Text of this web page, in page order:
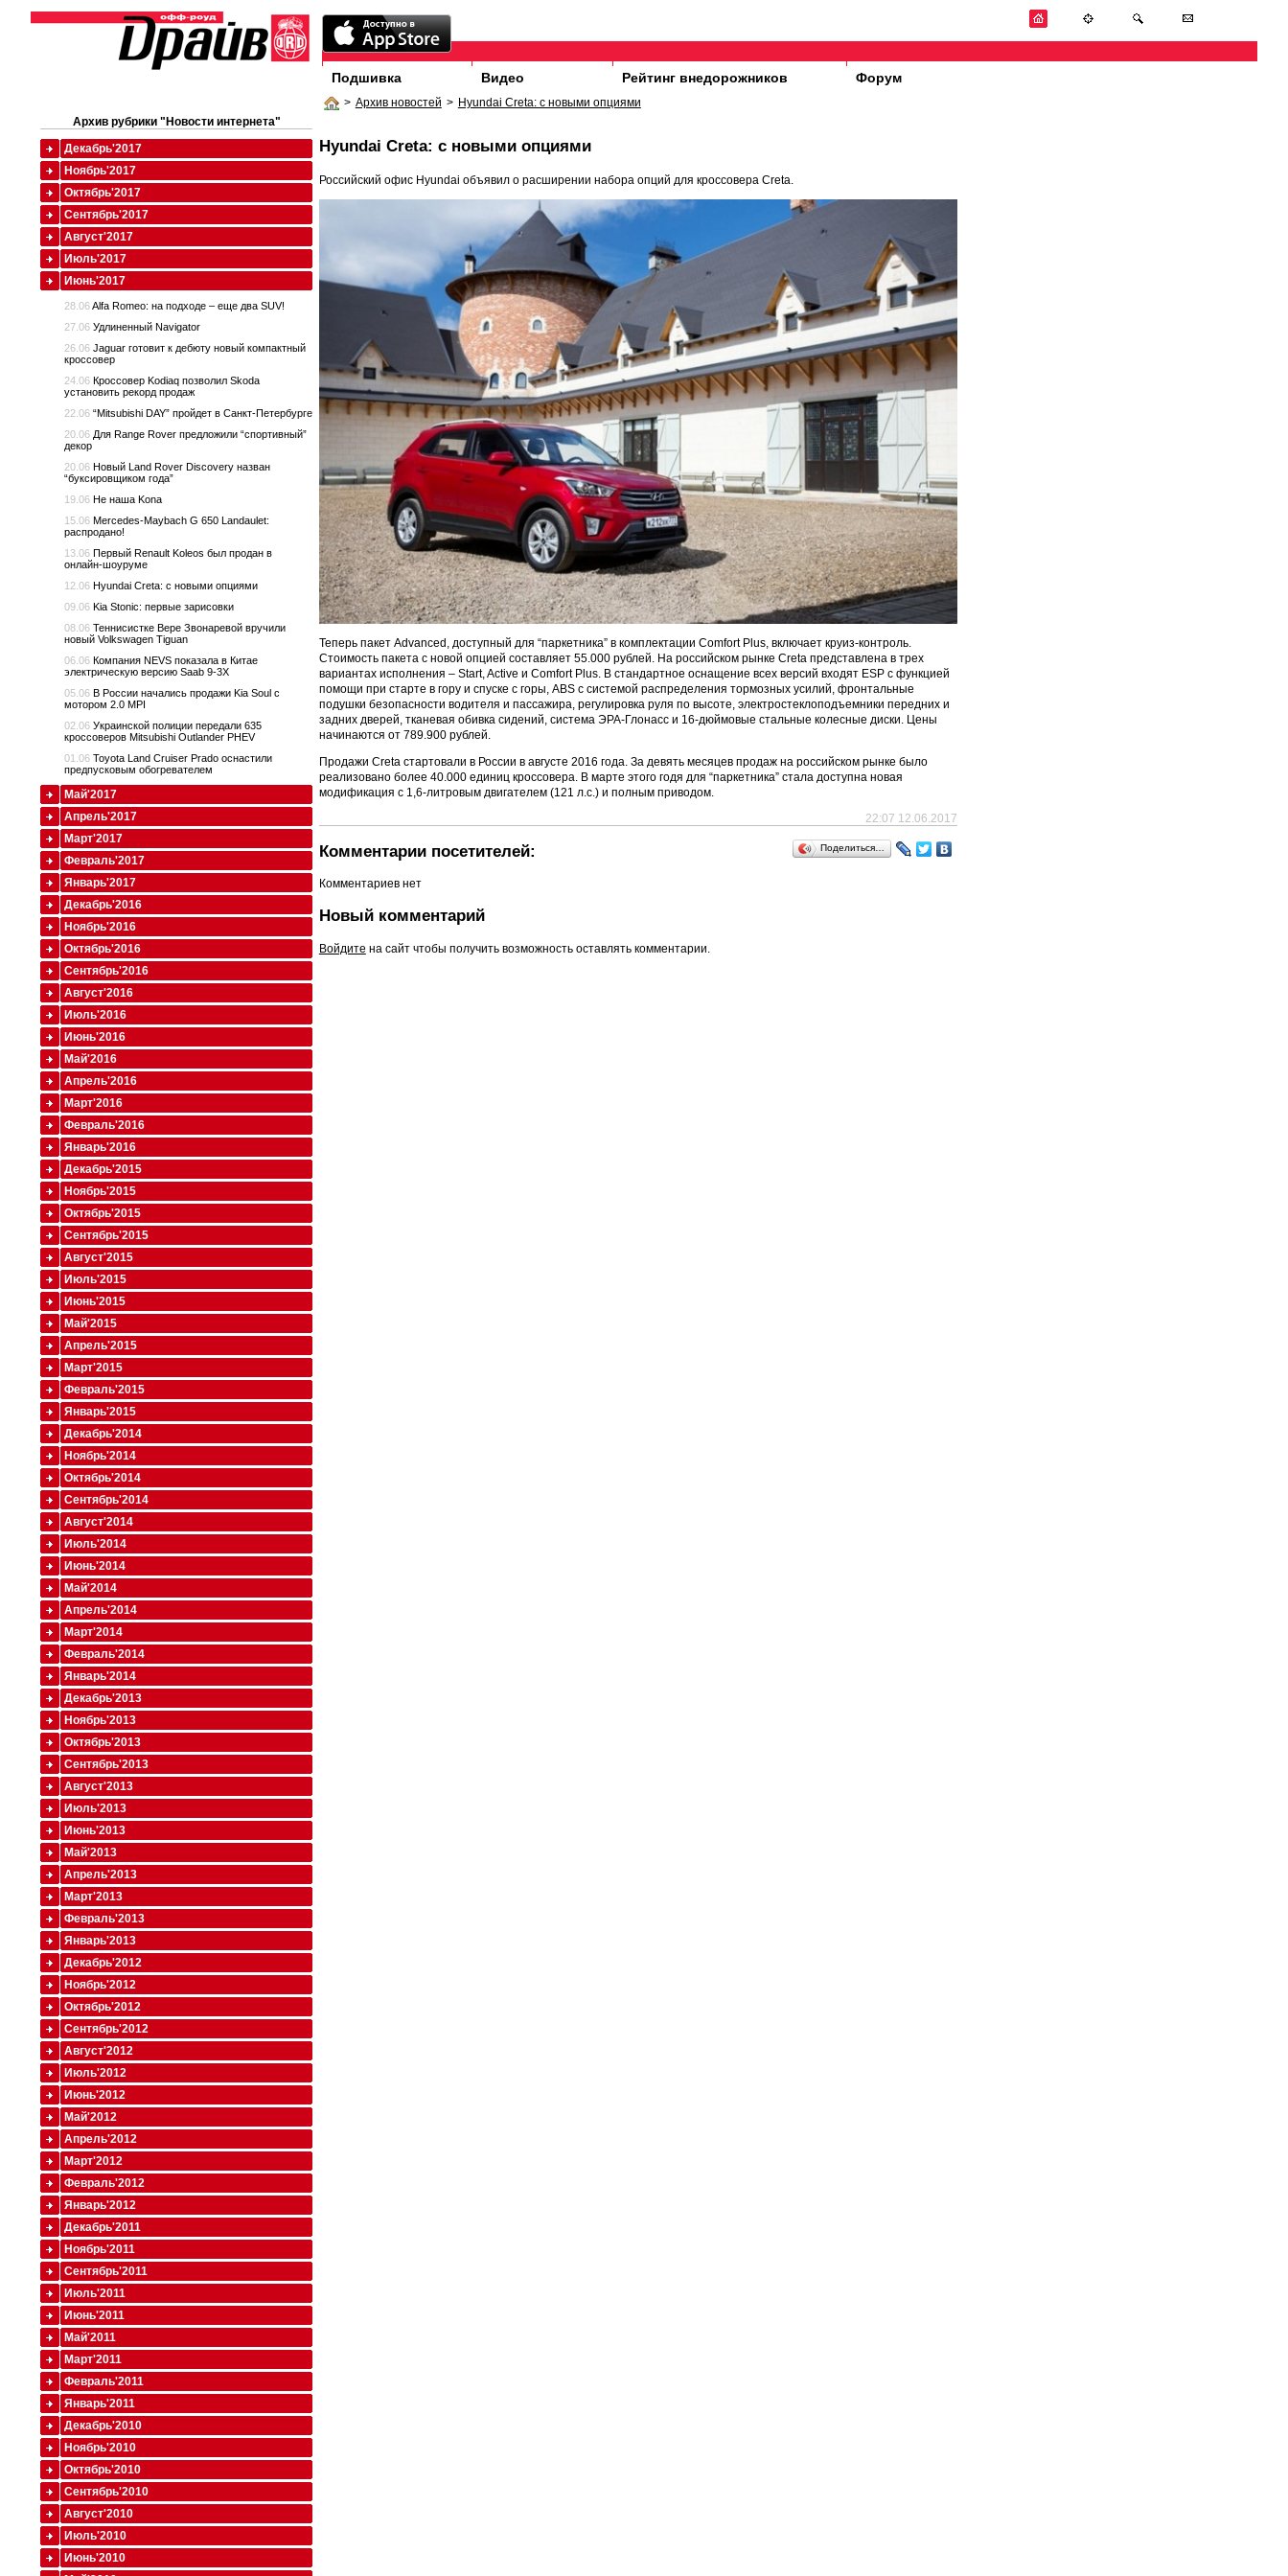
Подшивка Видео Рейтинг внедорожников Форум
> Архив новостей > Hyundai Creta: с новыми опциями
Hyundai Creta: с новыми опциями
Российский офис Hyundai объявил о расширении набора опций для кроссовера Creta.
Теперь пакет Advanced, доступный для “паркетника” в комплектации Comfort Plus, включает круиз-контроль.
Стоимость пакета с новой опцией составляет 55.000 рублей. На российском рынке Creta представлена в трех
вариантах исполнения – Start, Active и Comfort Plus. В стандартное оснащение всех версий входят ESP с функцией
помощи при старте в гору и спуске с горы, ABS с системой распределения тормозных усилий, фронтальные
подушки безопасности водителя и пассажира, регулировка руля по высоте, электростеклоподъемники передних и
задних дверей, тканевая обивка сидений, система ЭРА-Глонасс и 16-дюймовые стальные колесные диски. Цены
начинаются от 789.900 рублей.
Продажи Creta стартовали в России в августе 2016 года. За девять месяцев продаж на российском рынке было
реализовано более 40.000 единиц кроссовера. В марте этого годя для “паркетника” стала доступна новая
модификация с 1,6-литровым двигателем (121 л.с.) и полным приводом.
22:07 12.06.2017
Поделиться…
Комментарии посетителей:
Комментариев нет
Новый комментарий
Войдите на сайт чтобы получить возможность оставлять комментарии.
Архив рубрики "Новости интернета"
Декабрь'2017
Ноябрь'2017
Октябрь'2017
Сентябрь'2017
Август'2017
Июль'2017
Июнь'2017
28.06Alfa Romeo: на подходе – еще два SUV!
27.06 Удлиненный Navigator
26.06 Jaguar готовит к дебюту новый компактный
кроссовер
24.06 Кроссовер Kodiaq позволил Skoda
установить рекорд продаж
22.06 “Mitsubishi DAY” пройдет в Санкт-Петербурге
20.06 Для Range Rover предложили “спортивный”
декор
20.06 Новый Land Rover Discovery назван
“буксировщиком года”
19.06 Не наша Kona
15.06 Mercedes-Maybach G 650 Landaulet:
распродано!
13.06 Первый Renault Koleos был продан в
онлайн-шоуруме
12.06 Hyundai Creta: с новыми опциями
09.06 Kia Stonic: первые зарисовки
08.06 Теннисистке Вере Звонаревой вручили
новый Volkswagen Tiguan
06.06 Компания NEVS показала в Китае
электрическую версию Saab 9-3X
05.06 В России начались продажи Kia Soul с
мотором 2.0 MPI
02.06 Украинской полиции передали 635
кроссоверов Mitsubishi Outlander PHEV
01.06 Toyota Land Cruiser Prado оснастили
предпусковым обогревателем
Май'2017
Апрель'2017
Март'2017
Февраль'2017
Январь'2017
Декабрь'2016
Ноябрь'2016
Октябрь'2016
Сентябрь'2016
Август'2016
Июль'2016
Июнь'2016
Май'2016
Апрель'2016
Март'2016
Февраль'2016
Январь'2016
Декабрь'2015
Ноябрь'2015
Октябрь'2015
Сентябрь'2015
Август'2015
Июль'2015
Июнь'2015
Май'2015
Апрель'2015
Март'2015
Февраль'2015
Январь'2015
Декабрь'2014
Ноябрь'2014
Октябрь'2014
Сентябрь'2014
Август'2014
Июль'2014
Июнь'2014
Май'2014
Апрель'2014
Март'2014
Февраль'2014
Январь'2014
Декабрь'2013
Ноябрь'2013
Октябрь'2013
Сентябрь'2013
Август'2013
Июль'2013
Июнь'2013
Май'2013
Апрель'2013
Март'2013
Февраль'2013
Январь'2013
Декабрь'2012
Ноябрь'2012
Октябрь'2012
Сентябрь'2012
Август'2012
Июль'2012
Июнь'2012
Май'2012
Апрель'2012
Март'2012
Февраль'2012
Январь'2012
Декабрь'2011
Ноябрь'2011
Сентябрь'2011
Июль'2011
Июнь'2011
Май'2011
Март'2011
Февраль'2011
Январь'2011
Декабрь'2010
Ноябрь'2010
Октябрь'2010
Сентябрь'2010
Август'2010
Июль'2010
Июнь'2010